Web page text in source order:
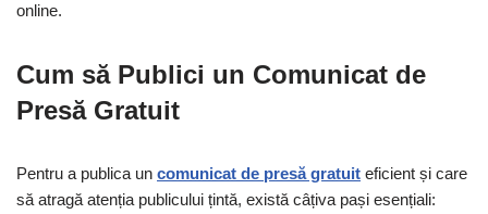
online.
Cum să Publici un Comunicat de
Presă Gratuit
Pentru a publica un comunicat de presă gratuit eficient și care
să atragă atenția publicului țintă, există câțiva pași esențiali: